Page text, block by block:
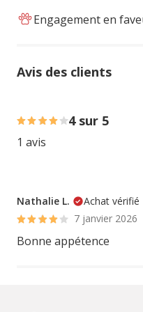
Engagement en
Avis des clients
4 sur 5
1 avis
Nathalie L.
Achat vérifié
7 janvier 2026
Bonne appétence